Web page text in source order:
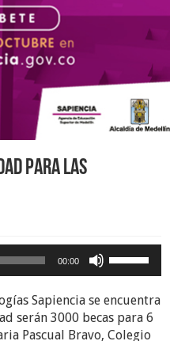
para las
00:00
de
flecha
Sapiencia se encuentra
serán 3000 becas para 6
Pascual Bravo, Colegio